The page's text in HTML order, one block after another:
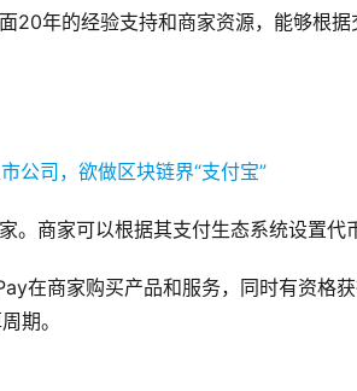
20年的经验支持和商家资源，能够根据
商家可以根据其支付生态系统设置代
在商家购买产品和服务，同时有资格
期。